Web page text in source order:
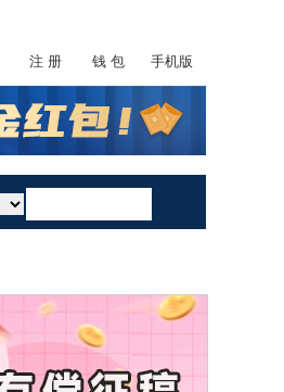
注 册 钱 包 手机版